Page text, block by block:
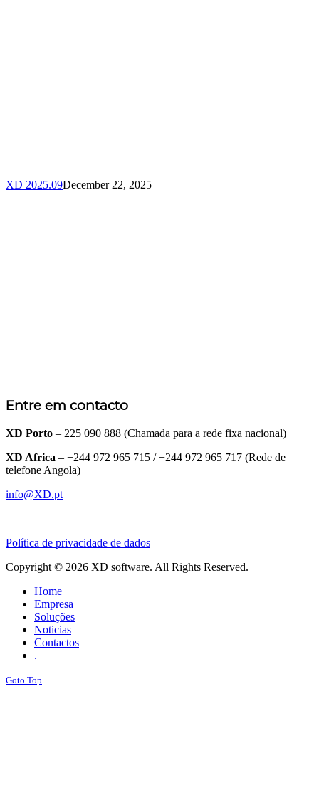
XD 2025.09December 22, 2025
Entre em contacto
XD Porto – 225 090 888 (Chamada para a rede fixa nacional)
XD Africa – +244 972 965 715 / +244 972 965 717 (Rede de
telefone Angola)
info@XD.pt
Política de privacidade de dados
Copyright © 2026 XD software. All Rights Reserved.
Home
Empresa
Soluções
Noticias
Contactos
.
Goto Top